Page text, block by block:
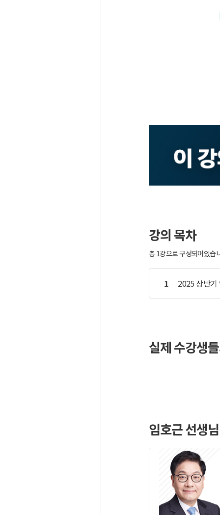
강의 목차
총 1강으로 구성되어있습
1 2025 상반기
실제 수강생
임호근 선생